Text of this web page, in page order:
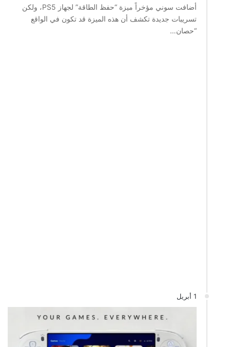
أضافت سوني مؤخراً ميزة “حفظ الطاقة” لجهاز PS5، ولكن
تسريبات جديدة تكشف أن هذه الميزة قد تكون في الواقع
“حصان…
1 أبريل